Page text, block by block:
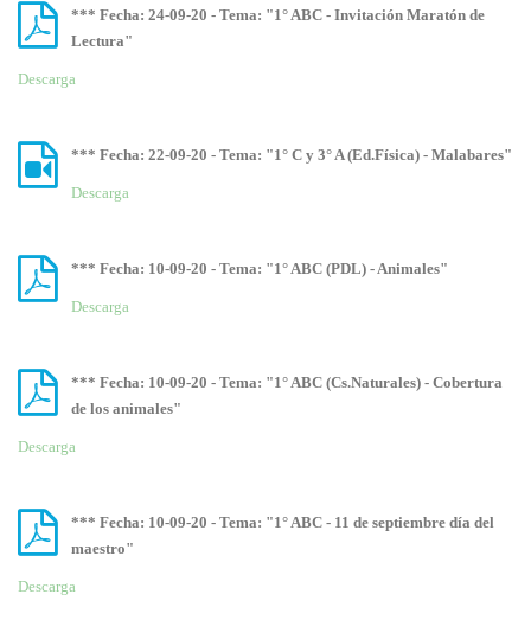
*** Fecha: 24-09-20 - Tema: "1° ABC - Invitación Maratón de
Lectura"
Descarga
*** Fecha: 22-09-20 - Tema: "1° C y 3° A (Ed.Física) - Malabares"
Descarga
*** Fecha: 10-09-20 - Tema: "1° ABC (PDL) - Animales"
Descarga
*** Fecha: 10-09-20 - Tema: "1° ABC (Cs.Naturales) - Cobertura
de los animales"
Descarga
*** Fecha: 10-09-20 - Tema: "1° ABC - 11 de septiembre día del
maestro"
Descarga